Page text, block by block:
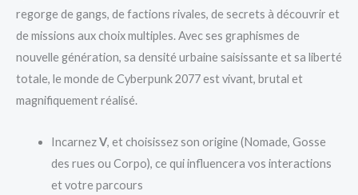
regorge de gangs, de factions rivales, de secrets à découvrir et
de missions aux choix multiples. Avec ses graphismes de
nouvelle génération, sa densité urbaine saisissante et sa liberté
totale, le monde de Cyberpunk 2077 est vivant, brutal et
magnifiquement réalisé.
IncarnezV, et choisissez son origine (Nomade, Gosse
des rues ou Corpo), ce qui influencera vos interactions
et votre parcours